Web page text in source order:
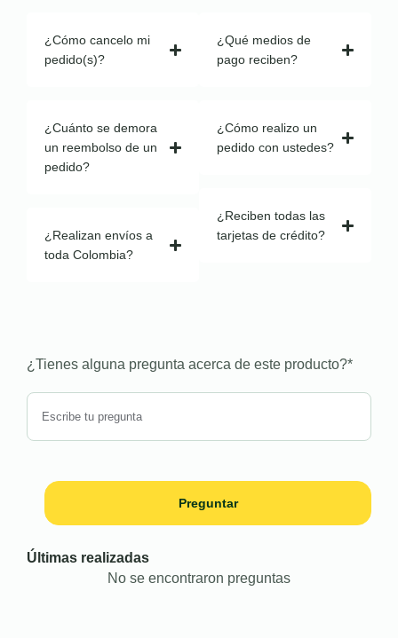
¿Cómo cancelo mi
pedido(s)?
¿Cuánto se demora
un reembolso de un
pedido?
¿Realizan envíos a
toda Colombia?
¿Qué medios de
pago reciben?
¿Cómo realizo un
pedido con ustedes?
¿Reciben todas las
tarjetas de crédito?
¿Tienes alguna pregunta acerca de este producto?*
Preguntar
Últimas realizadas
No se encontraron preguntas